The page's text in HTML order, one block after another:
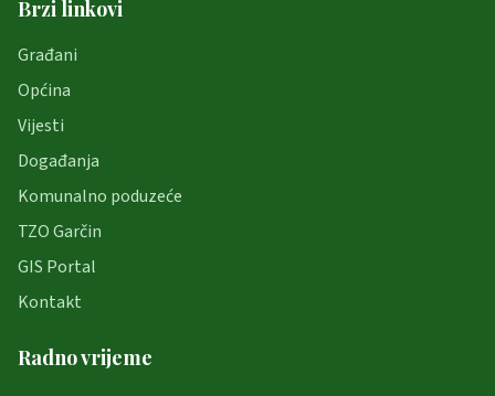
Brzi linkovi
Građani
Općina
Vijesti
Događanja
Komunalno poduzeće
TZO Garčin
GIS Portal
Kontakt
Radno vrijeme